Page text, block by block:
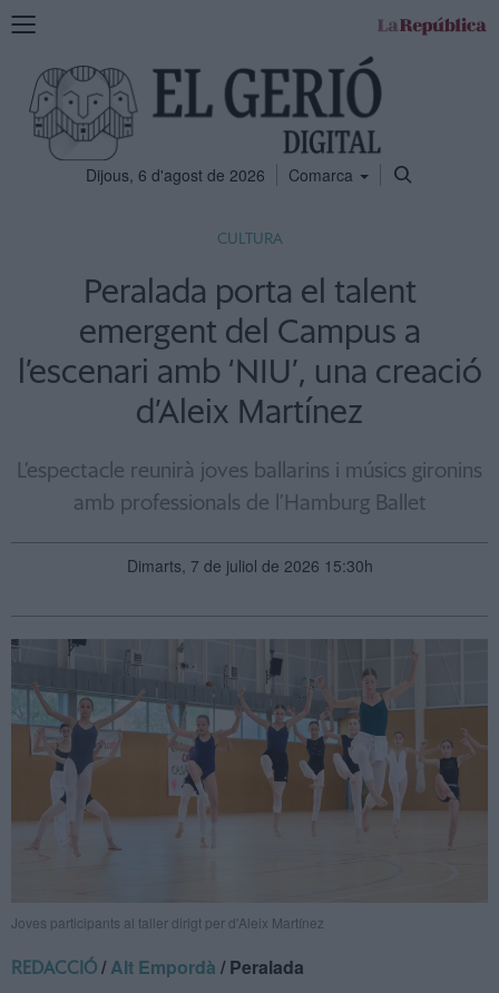
Mostra
navegació
Dijous, 6 d'agost de 2026 Comarca
CULTURA
Peralada porta el talent
emergent del Campus a
l’escenari amb ‘NIU’, una creació
d’Aleix Martínez
L’espectacle reunirà joves ballarins i músics gironins
amb professionals de l’Hamburg Ballet
Dimarts, 7 de juliol de 2026 15:30h
Joves participants al taller dirigt per d'Aleix Martínez
REDACCIÓ /Alt Empordà / Peralada